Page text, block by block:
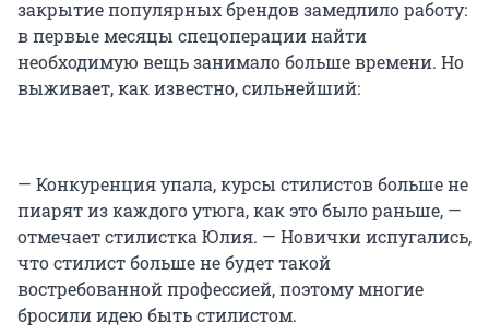
закрытие популярных брендов замедлило работу:
в первые месяцы спецоперации найти
необходимую вещь занимало больше времени. Но
выживает, как известно, сильнейший:
— Конкуренция упала, курсы стилистов больше не
пиарят из каждого утюга, как это было раньше, —
отмечает стилистка Юлия. — Новички испугались,
что стилист больше не будет такой
востребованной профессией, поэтому многие
бросили идею быть стилистом.